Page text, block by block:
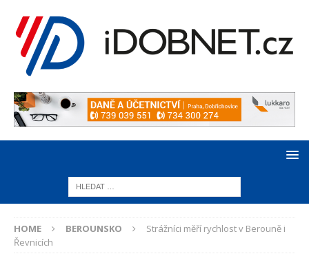
HOME BEROUNSKO
Strážníci měří rychlost v Berouně i
Řevnicích